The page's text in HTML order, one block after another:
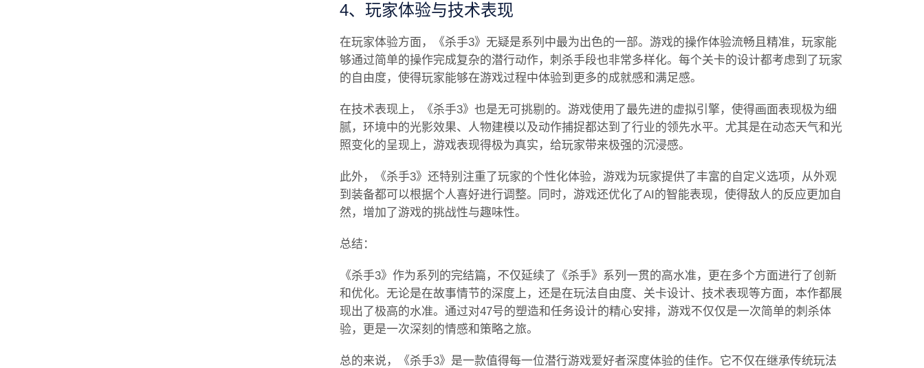
4、玩家体验与技术表现
在玩家体验方面，《杀手3》无疑是系列中最为出色的一部。游戏的操作体验流畅且精准，玩家能
够通过简单的操作完成复杂的潜行动作，刺杀手段也非常多样化。每个关卡的设计都考虑到了玩家
的自由度，使得玩家能够在游戏过程中体验到更多的成就感和满足感。
在技术表现上，《杀手3》也是无可挑剔的。游戏使用了最先进的虚拟引擎，使得画面表现极为细
腻，环境中的光影效果、人物建模以及动作捕捉都达到了行业的领先水平。尤其是在动态天气和光
照变化的呈现上，游戏表现得极为真实，给玩家带来极强的沉浸感。
此外，《杀手3》还特别注重了玩家的个性化体验，游戏为玩家提供了丰富的自定义选项，从外观
到装备都可以根据个人喜好进行调整。同时，游戏还优化了AI的智能表现，使得敌人的反应更加自
然，增加了游戏的挑战性与趣味性。
总结：
《杀手3》作为系列的完结篇，不仅延续了《杀手》系列一贯的高水准，更在多个方面进行了创新
和优化。无论是在故事情节的深度上，还是在玩法自由度、关卡设计、技术表现等方面，本作都展
现出了极高的水准。通过对47号的塑造和任务设计的精心安排，游戏不仅仅是一次简单的刺杀体
验，更是一次深刻的情感和策略之旅。
总的来说，《杀手3》是一款值得每一位潜行游戏爱好者深度体验的佳作。它不仅在继承传统玩法